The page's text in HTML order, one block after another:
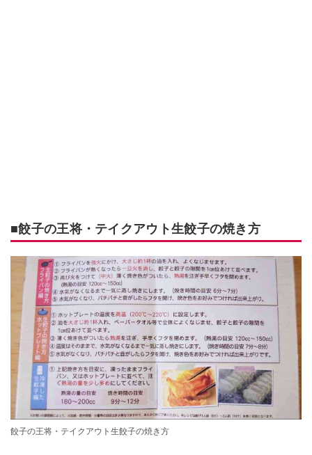
■餃子の王将・テイクアウト生餃子の焼き方
餃子の王将・テイクアウト生餃子の焼き方